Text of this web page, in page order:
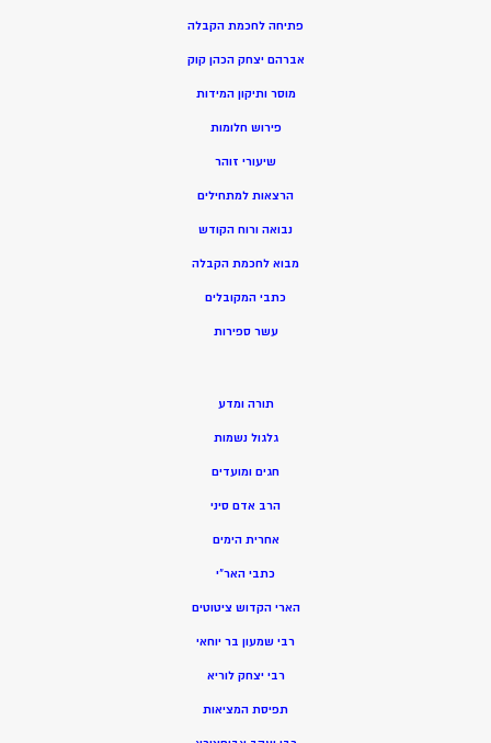
פתיחה לחכמת הקבלה
אברהם יצחק הכהן קוק
מוסר ותיקון המידות
פירוש חלומות
שיעורי זוהר
הרצאות למתחילים
נבואה ורוח הקודש
מבוא לחכמת הקבלה
כתבי המקובלים
עשר ספירות
תורה ומדע
גלגול נשמות
חגים ומועדים
הרב אדם סיני
אחרית הימים
כתבי האר”י
הארי הקדוש ציטוטים
רבי שמעון בר יוחאי
רבי יצחק לוריא
תפיסת המציאות